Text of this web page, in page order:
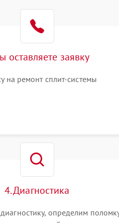
оставляете заявку
на ремонт сплит-системы
4. Диагностика
определим